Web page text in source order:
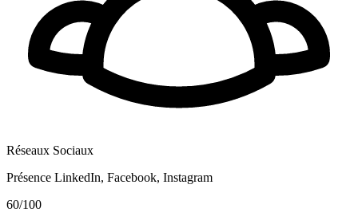
Réseaux Sociaux
Présence LinkedIn, Facebook, Instagram
60/100